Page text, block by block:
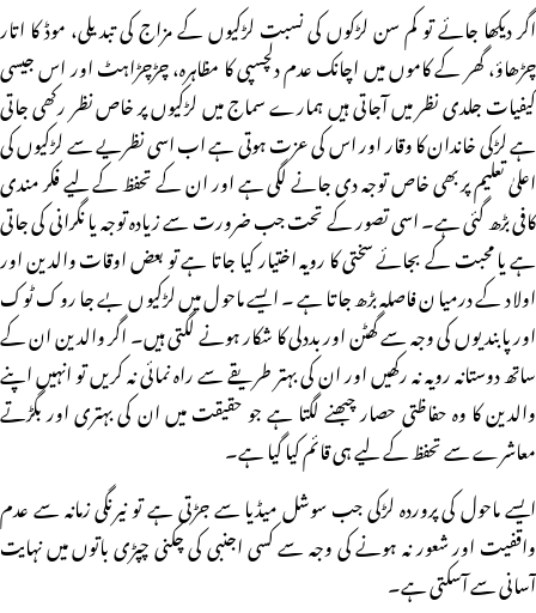
اگر دیکھا جائے تو کم سن لڑکوں کی نسبت لڑکیوں کے مزاج کی تبدیلی، موڈ کا اتار
چڑھاؤ، گھر کے کاموں میں اچانک عدم دلچسپی کا مظاہرہ، چڑچڑاہٹ اور اس جیسی
کیفیات جلدی نظر میں آجاتی ہیں ہمارے سماج میں لڑکیوں پر خاص نظر رکھی جاتی
ہے لڑکی خاندان کا وقار اور اس کی عزت ہوتی ہے اب اسی نظریے سے لڑکیوں کی
اعلیٰ تعلیم پر بھی خاص توجہ دی جانے لگی ہے اور ان کے تحفظ کے لیے فکر مندی
کافی بڑھ گئی ہے۔ اسی تصور کے تحت جب ضرورت سے زیادہ توجہ یا نگرانی کی جاتی
ہے یا محبت کے بجائے سختی کا رویہ اختیار کیا جاتا ہے تو بعض اوقات والدین اور
اولاد کے درمیان فاصلہ بڑھ جاتا ہے۔ ایسے ماحول میں لڑکیوں بے جا روک ٹوک
اور پابندیوں کی وجہ سے گھٹن اور بددلی کا شکار ہونے لگتی ہیں۔ اگر والدین ان کے
ساتھ دوستانہ رویہ نہ رکھیں اور ان کی بہتر طریقے سے راہ نمائی نہ کریں تو انہیں اپنے
والدین کا وہ حفاظتی حصار چبھنے لگتا ہے جو حقیقت میں ان کی بہتری اور بگڑتے
معاشرے سے تحفظ کے لیے ہی قائم کیا گیا ہے۔
ایسے ماحول کی پروردہ لڑکی جب سوشل میڈیا سے جڑتی ہے تو نیرنگی زمانہ سے عدم
واقفیت اور شعور نہ ہونے کی وجہ سے کسی اجنبی کی چکنی چپڑی باتوں میں نہایت
آسانی سے آسکتی ہے۔